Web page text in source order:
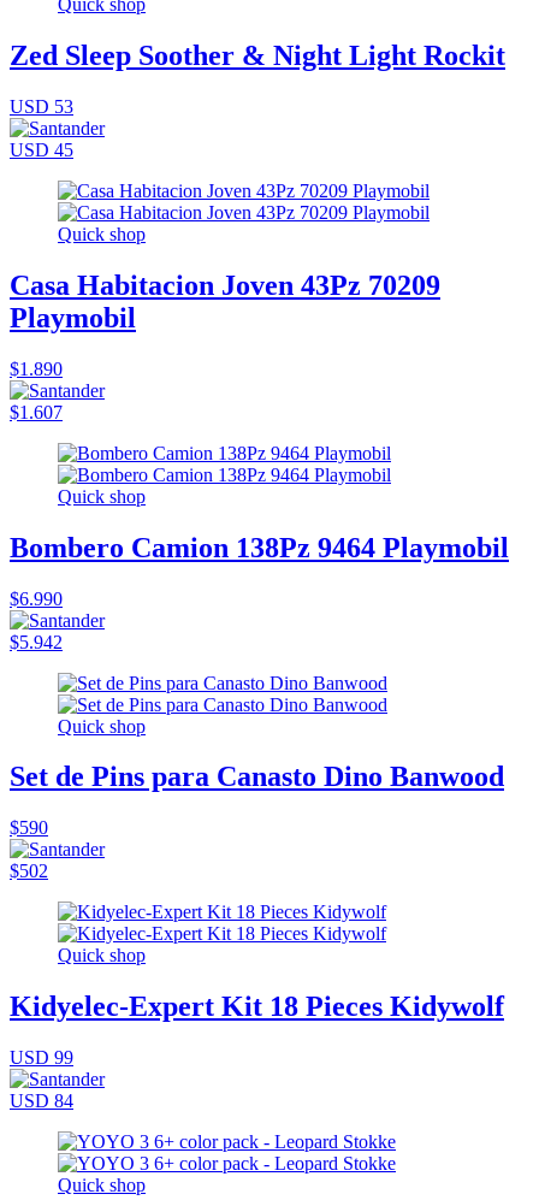
Quick shop
Zed Sleep Soother & Night Light Rockit
USD 53
USD 45
Quick shop
Casa Habitacion Joven 43Pz 70209
Playmobil
$1.890
$1.607
Quick shop
Bombero Camion 138Pz 9464 Playmobil
$6.990
$5.942
Quick shop
Set de Pins para Canasto Dino Banwood
$590
$502
Quick shop
Kidyelec-Expert Kit 18 Pieces Kidywolf
USD 99
USD 84
Quick shop